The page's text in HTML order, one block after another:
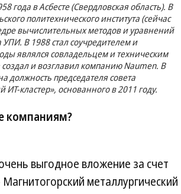
года в Асбесте (Свердловская область). В
политехнического института (сейчас
вычислительных методов и уравнений
В 1988 стал соучредителем и
являлся совладельцем и техническим
и возглавил компанию Naumen. В
должность председателя совета
кластер», основанного в 2011 году.
компаниям?
выгодное вложение за счет
металлургический